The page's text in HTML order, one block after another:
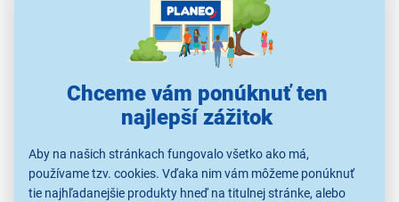
Chceme vám ponúknuť ten
najlepší zážitok
Aby na našich stránkach fungovalo všetko ako má,
používame tzv. cookies. Vďaka nim vám môžeme ponúknuť
tie najhľadanejšie produkty hneď na titulnej stránke, alebo
Použité obrázky sú iba ilustratívne a technické špecifikácie sa môžu
v priebehu času zmeniť bez predchádzajúceho upozornenia.